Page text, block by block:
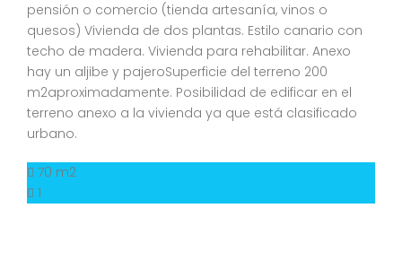
pensión o comercio (tienda artesanía, vinos o
quesos) Vivienda de dos plantas. Estilo canario con
techo de madera. Vivienda para rehabilitar. Anexo
hay un aljibe y pajeroSuperficie del terreno 200
m2aproximadamente. Posibilidad de edificar en el
terreno anexo a la vivienda ya que está clasificado
urbano.
70 m2
1